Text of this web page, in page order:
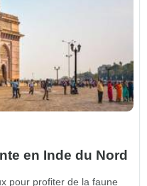
en Inde du Nord
pour profiter de la faune